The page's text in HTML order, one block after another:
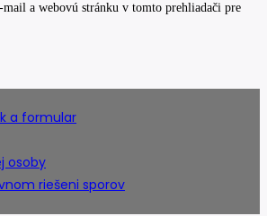
a webovú stránku v tomto prehliadači pre
a formular
osoby
riešeni sporov